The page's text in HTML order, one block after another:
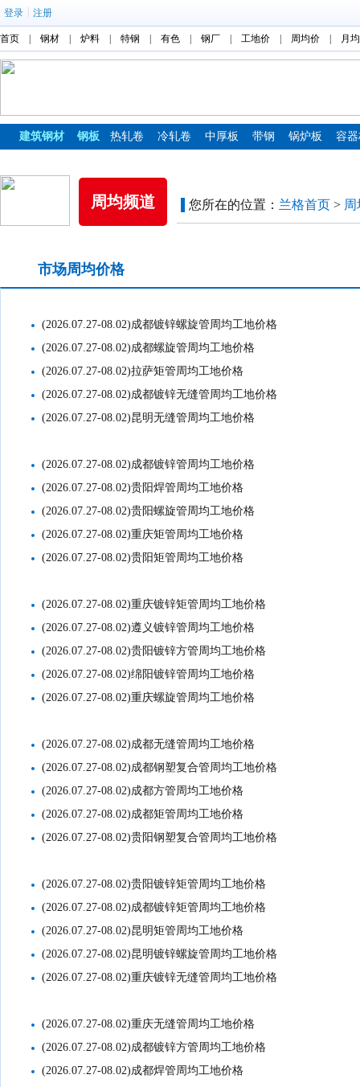
登录 注册
首页 钢材 炉料 特钢 有色 钢厂 工地价 周均价 月
建筑钢材 钢板 热轧卷 冷轧卷 中厚板 带钢 锅炉板 容
周均频道 您所在的位置： 兰格首页 >
市场周均价格
(2026.07.27-08.02)成都镀锌螺旋管周均工地价格
(2026.07.27-08.02)成都螺旋管周均工地价格
(2026.07.27-08.02)拉萨矩管周均工地价格
(2026.07.27-08.02)成都镀锌无缝管周均工地价格
(2026.07.27-08.02)昆明无缝管周均工地价格
(2026.07.27-08.02)成都镀锌管周均工地价格
(2026.07.27-08.02)贵阳焊管周均工地价格
(2026.07.27-08.02)贵阳螺旋管周均工地价格
(2026.07.27-08.02)重庆矩管周均工地价格
(2026.07.27-08.02)贵阳矩管周均工地价格
(2026.07.27-08.02)重庆镀锌矩管周均工地价格
(2026.07.27-08.02)遵义镀锌管周均工地价格
(2026.07.27-08.02)贵阳镀锌方管周均工地价格
(2026.07.27-08.02)绵阳镀锌管周均工地价格
(2026.07.27-08.02)重庆螺旋管周均工地价格
(2026.07.27-08.02)成都无缝管周均工地价格
(2026.07.27-08.02)成都钢塑复合管周均工地价格
(2026.07.27-08.02)成都方管周均工地价格
(2026.07.27-08.02)成都矩管周均工地价格
(2026.07.27-08.02)贵阳钢塑复合管周均工地价格
(2026.07.27-08.02)贵阳镀锌矩管周均工地价格
(2026.07.27-08.02)成都镀锌矩管周均工地价格
(2026.07.27-08.02)昆明矩管周均工地价格
(2026.07.27-08.02)昆明镀锌螺旋管周均工地价格
(2026.07.27-08.02)重庆镀锌无缝管周均工地价格
(2026.07.27-08.02)重庆无缝管周均工地价格
(2026.07.27-08.02)成都镀锌方管周均工地价格
(2026.07.27-08.02)成都焊管周均工地价格